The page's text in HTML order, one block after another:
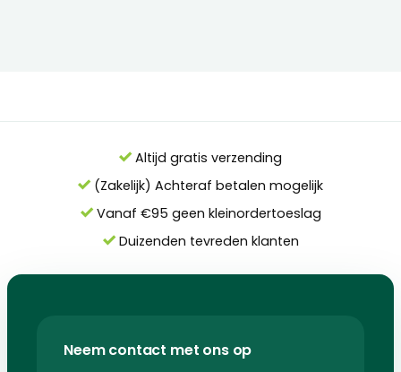
Altijd gratis verzending
(Zakelijk) Achteraf betalen mogelijk
Vanaf €95 geen kleinordertoeslag
Duizenden tevreden klanten
Neem contact met ons op